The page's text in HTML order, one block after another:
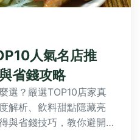
人氣名店推
省錢攻略
選？嚴選TOP10店家真
解析、飲料甜點隱藏亮
與省錢技巧，教你避開地